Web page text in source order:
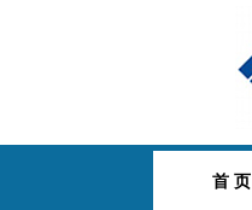
首 页